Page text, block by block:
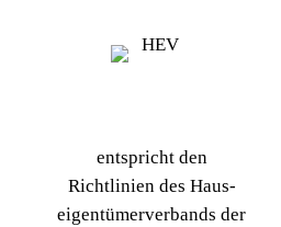
entspricht den
Richtlinien des Haus­
eigen­tümer­verbands der